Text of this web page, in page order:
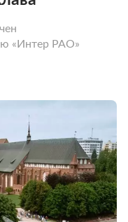
«Интер РАО»